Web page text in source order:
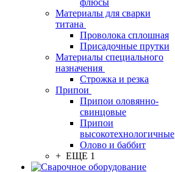
флюсы
Материалы для сварки
титана
Проволока сплошная
Присадочные прутки
Материалы специального
назначения
Строжка и резка
Припои
Припои оловянно-
свинцовые
Припои
высокотехнологичные
Олово и баббит
+ ЕЩЕ 1